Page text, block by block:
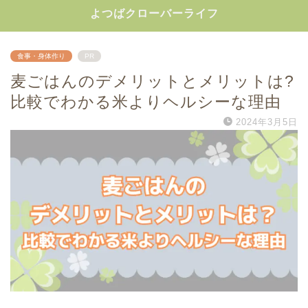
よつばクローバーライフ
食事・身体作り PR
麦ごはんのデメリットとメリットは?
比較でわかる米よりヘルシーな理由
2024年3月5日